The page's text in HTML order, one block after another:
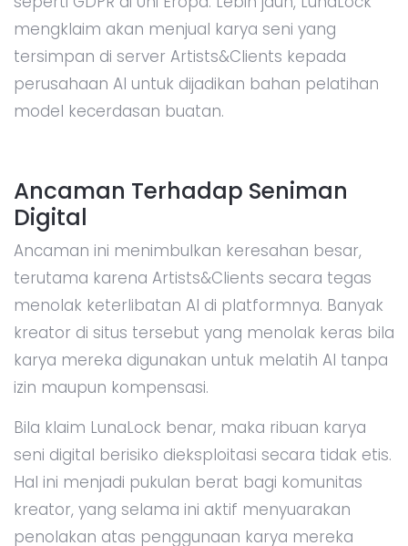
mengklaim akan menjual karya seni yang
tersimpan di server Artists&Clients kepada
perusahaan AI untuk dijadikan bahan pelatihan
model kecerdasan buatan.
Ancaman Terhadap Seniman
Digital
Ancaman ini menimbulkan keresahan besar,
terutama karena Artists&Clients secara tegas
menolak keterlibatan AI di platformnya. Banyak
kreator di situs tersebut yang menolak keras bila
karya mereka digunakan untuk melatih AI tanpa
izin maupun kompensasi.
Bila klaim LunaLock benar, maka ribuan karya
seni digital berisiko dieksploitasi secara tidak etis.
Hal ini menjadi pukulan berat bagi komunitas
kreator, yang selama ini aktif menyuarakan
penolakan atas penggunaan karya mereka